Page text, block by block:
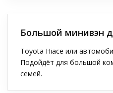
Большой минивэн
Toyota Hiace или
Подойдёт для большой
семей.